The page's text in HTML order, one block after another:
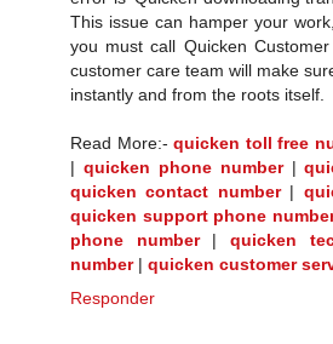
This issue can hamper your
you must call Quicken
customer care team will make
instantly and from the roots itself.
Read More:- quicken toll free
| quicken phone number|
quicken contact number|
quicken support phone
phone number|quicken
number| quicken customer
Responder